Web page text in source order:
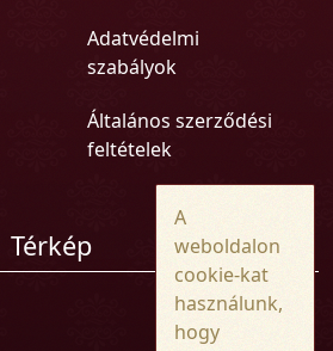
Adatvédelmi
szabályok
Általános szerződési
feltételek
Térkép
A
weboldalon
cookie-kat
használunk,
hogy